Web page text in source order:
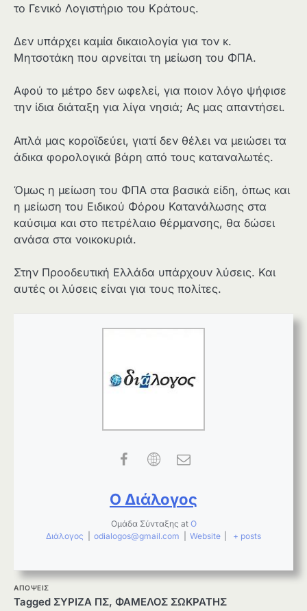
το Γενικό Λογιστήριο του Κράτους.
Δεν υπάρχει καμία δικαιολογία για τον κ.
Μητσοτάκη που αρνείται τη μείωση του ΦΠΑ.
Αφού το μέτρο δεν ωφελεί, για ποιον λόγο ψήφισε
την ίδια διάταξη για λίγα νησιά; Ας μας απαντήσει.
Απλά μας κοροϊδεύει, γιατί δεν θέλει να μειώσει τα
άδικα φορολογικά βάρη από τους καταναλωτές.
Όμως η μείωση του ΦΠΑ στα βασικά είδη, όπως και
η μείωση του Ειδικού Φόρου Κατανάλωσης στα
καύσιμα και στο πετρέλαιο θέρμανσης, θα δώσει
ανάσα στα νοικοκυριά.
Στην Προοδευτική Ελλάδα υπάρχουν λύσεις. Και
αυτές οι λύσεις είναι για τους πολίτες.
Ο Διάλογος
Ομάδα Σύνταξης at Ο
Διάλογος
odialogos@gmail.com Website + posts
ΑΠΟΨΕΙΣ
Tagged ΣΥΡΙΖΑ ΠΣ, ΦΑΜΕΛΟΣ ΣΩΚΡΑΤΗΣ